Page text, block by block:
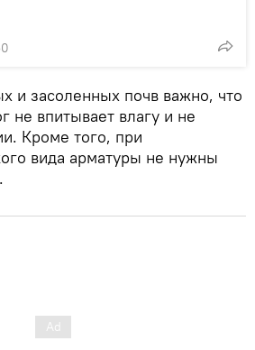
и засоленных почв важно, что
не впитывает влагу и не
Кроме того, при
вида арматуры не нужны